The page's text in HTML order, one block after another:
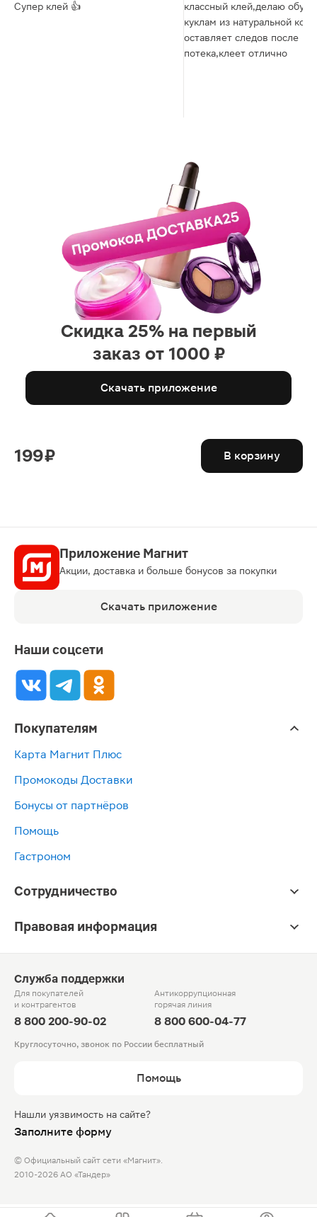
Супер клей 👍
классный клей,делаю обувь
куклам из натуральной
оставляет следов после
потека,клеет отлично
Скидка 25% на первый
заказ от 1000 ₽
Скачать приложение
199 ₽ В корзину
Приложение Магнит
Акции, доставка и больше бонусов за покупки
Скачать приложение
Наши соцсети
Покупателям
Карта Магнит Плюс
Промокоды Доставки
Бонусы от партнёров
Помощь
Гастроном
Сотрудничество
Правовая информация
Служба поддержки
Для покупателей
и контрагентов
8 800 200-90-02
Антикоррупционная
горячая линия
8 800 600-04-77
Круглосуточно, звонок по России бесплатный
Помощь
Нашли уязвимость на сайте?
Заполните форму
© Официальный сайт сети «Магнит».
2010-2026 АО «Тандер»